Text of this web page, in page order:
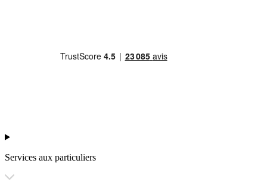
Services aux particuliers